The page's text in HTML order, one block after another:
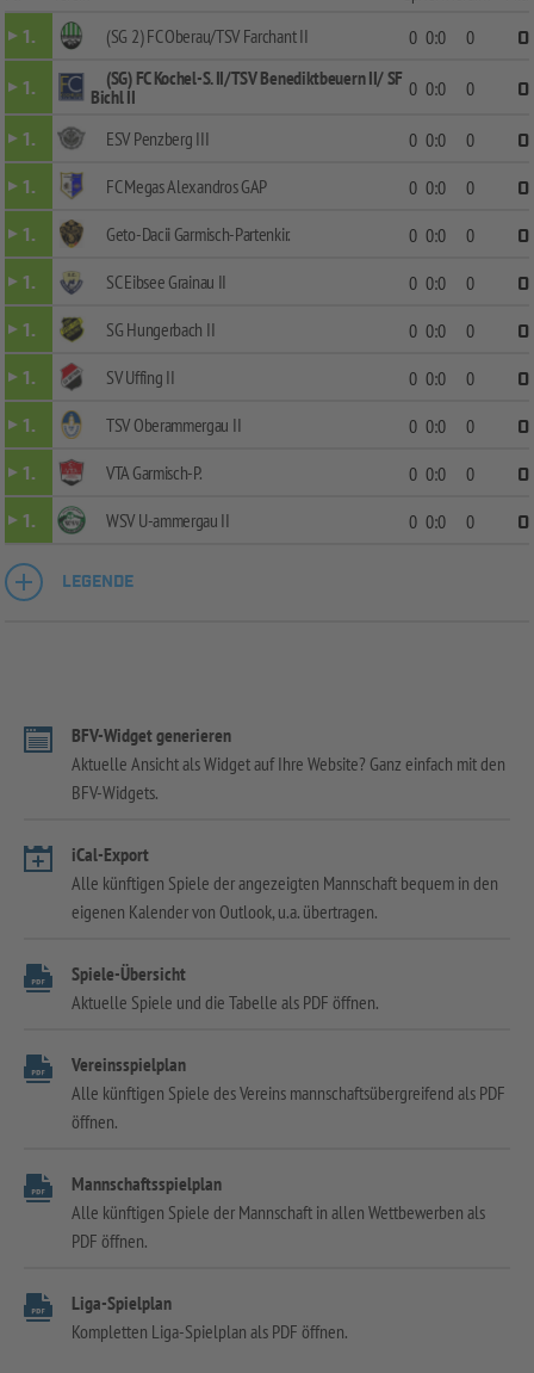
1. (SG 2) FC Oberau/TSV Farchant II 0 0:0 0
0
1.
(SG) FC Kochel-S. II/TSV Benediktbeuern II/ SF
Bichl II
0 0:0 0
0
1.
ESV Penzberg III 0 0:0 0
0
1.
FC Megas Alexandros GAP 0 0:0 0
0
1.
Geto-Dacii Garmisch-Partenkir. 0 0:0 0
0
1.
SC Eibsee Grainau II 0 0:0 0
0
1.
SG Hungerbach II 0 0:0 0
0
1.
SV Uffing II 0 0:0 0
0
1.
TSV Oberammergau II 0 0:0 0
0
1.
VTA Garmisch-P. 0 0:0 0
0
1.
WSV U-ammergau II 0 0:0 0 0
LEGENDE
BFV-Widget generieren
Aktuelle Ansicht als Widget auf Ihre Website? Ganz einfach mit den
BFV-Widgets.
iCal-Export
Alle künftigen Spiele der angezeigten Mannschaft bequem in den
eigenen Kalender von Outlook, u.a. übertragen.
Spiele-Übersicht
Aktuelle Spiele und die Tabelle als PDF öffnen.
Vereinsspielplan
Alle künftigen Spiele des Vereins mannschaftsübergreifend als PDF
öffnen.
Mannschaftsspielplan
Alle künftigen Spiele der Mannschaft in allen Wettbewerben als
PDF öffnen.
Liga-Spielplan
Kompletten Liga-Spielplan als PDF öffnen.